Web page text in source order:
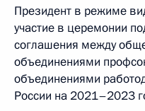
Президент в режиме
участие в церемонии
соглашения между
объединениями
объединениями
России на 2021–2023